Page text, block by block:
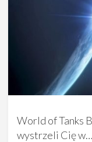
World of Tanks
wystrzeli Cię w…